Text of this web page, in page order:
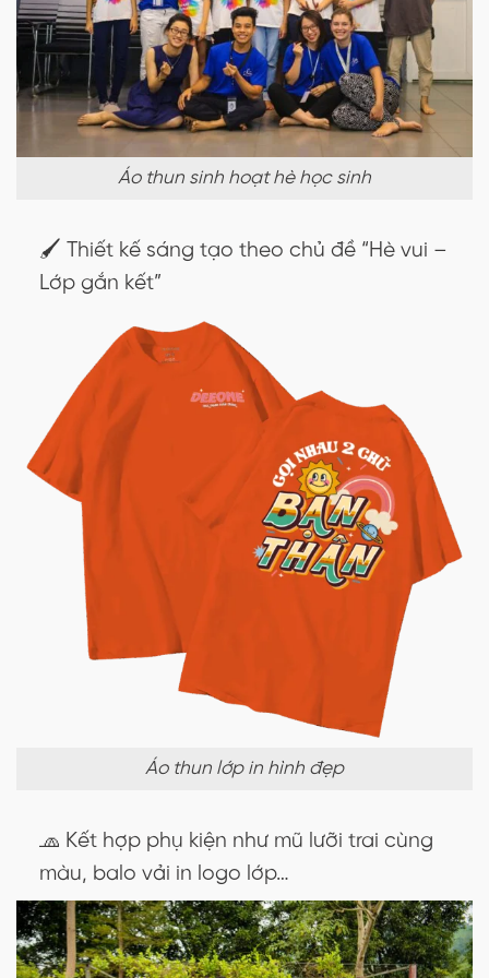
Áo thun sinh hoạt hè học sinh
🖌️ Thiết kế sáng tạo theo chủ đề “Hè vui –
Lớp gắn kết”
Áo thun lớp in hình đẹp
🧢 Kết hợp phụ kiện như mũ lưỡi trai cùng
màu, balo vải in logo lớp…